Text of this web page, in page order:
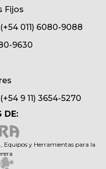
Fijos
011) 6080-9088
9630
9 11) 3654-5270
DE:
Equipos y Herramientas para la